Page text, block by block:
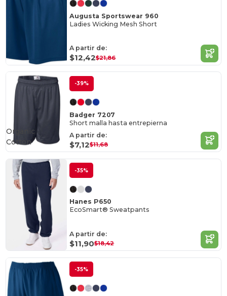
Augusta Sportswear 960
Ladies Wicking Mesh Short
A partir de:
$12,42$21,86
-39%
Badger 7207
Short malla hasta entrepierna
A partir de:
$7,12$11,68
Organic
Cotton
-35%
Hanes P650
EcoSmart® Sweatpants
A partir de:
$11,90$18,42
-35%